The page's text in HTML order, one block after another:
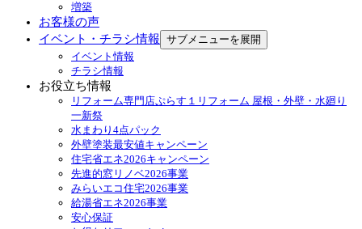
増築
お客様の声
イベント・チラシ情報 サブメニューを展開
イベント情報
チラシ情報
お役立ち情報
リフォーム専門店ぷらす１リフォーム 屋根・外壁・水廻り
一新祭
水まわり4点パック
外壁塗装最安値キャンペーン
住宅省エネ2026キャンペーン
先進的窓リノベ2026事業
みらいエコ住宅2026事業
給湯省エネ2026事業
安心保証